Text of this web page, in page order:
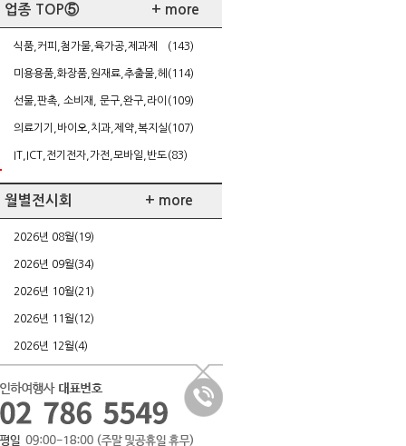
업종 TOP⑤ + more
식품,커피,첨가물,육가공,제과제
(143)
미용용품,화장품,원재료,추출물,헤 (114)
선물,판촉, 소비재, 문구,완구,라이 (109)
의료기기,바이오,치과,제약,복지실(107)
IT,ICT,전기전자,가전,모바일,반도(83)
월별전시회 + more
2026년 08월(19)
2026년 09월(34)
2026년 10월(21)
2026년 11월(12)
2026년 12월(4)